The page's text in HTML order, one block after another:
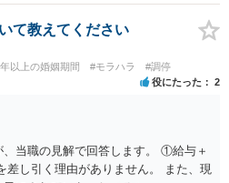
ります。したがって、夫が相手女性
道上から尾行・撮影して住所を割り
ば問題ありません。 ２ 相手女性が既
請求の可能性 相手女性が既婚である
性の双方に対して不貞行為に基づく
謝料額に影響します。 ・相手女性が
・夫が既婚と知らなかったことに合理
が既婚であることを容易に確認でき
けた場合は、夫の過失が認められ、
て教えてください
以上の婚姻期間 #モラハラ #調停
役にたった 2
当職の見解で回答します。 ①給与＋
差し引く理由がありません。 また、現